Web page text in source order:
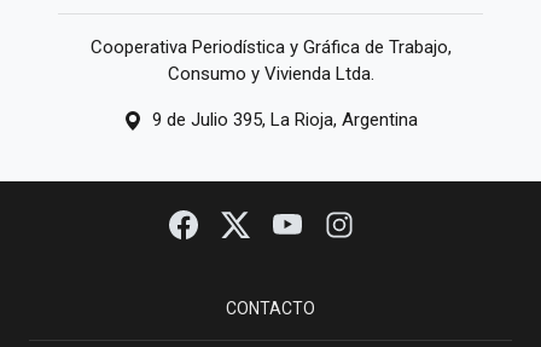
Cooperativa Periodística y Gráfica de Trabajo,
Consumo y Vivienda Ltda.
9 de Julio 395, La Rioja, Argentina
CONTACTO